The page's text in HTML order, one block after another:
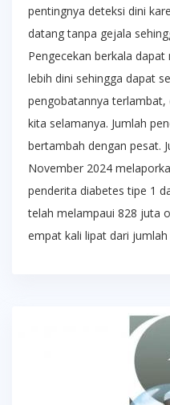
pentingnya deteksi dini
datang tanpa gejala
Pengecekan berkala
lebih dini sehingga dapat
pengobatannya terlambat,
kita selamanya. Jumlah
bertambah dengan pesat.
November 2024
penderita diabetes tipe 1
telah melampaui 828 juta
empat kali lipat dari